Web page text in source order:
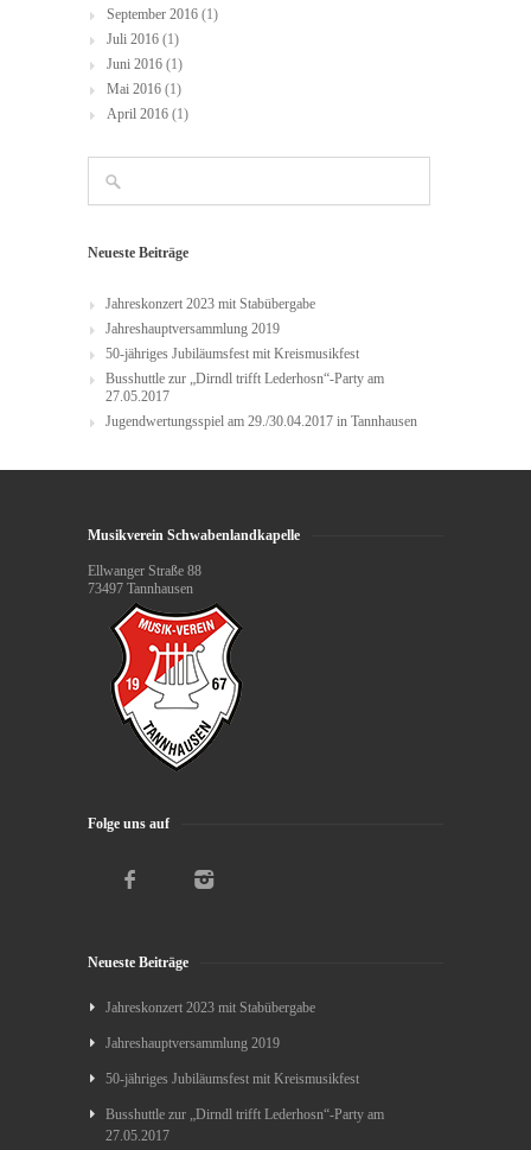
September 2016 (1)
Juli 2016 (1)
Juni 2016 (1)
Mai 2016 (1)
April 2016 (1)
Neueste Beiträge
Jahreskonzert 2023 mit Stabübergabe
Jahreshauptversammlung 2019
50-jähriges Jubiläumsfest mit Kreismusikfest
Busshuttle zur „Dirndl trifft Lederhosn“-Party am
27.05.2017
Jugendwertungsspiel am 29./30.04.2017 in Tannhausen
Musikverein Schwabenlandkapelle
Ellwanger Straße 88
73497 Tannhausen
Folge uns auf
Neueste Beiträge
Jahreskonzert 2023 mit Stabübergabe
Jahreshauptversammlung 2019
50-jähriges Jubiläumsfest mit Kreismusikfest
Busshuttle zur „Dirndl trifft Lederhosn“-Party am
27.05.2017